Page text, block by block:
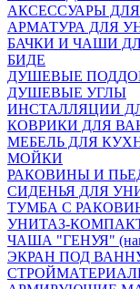
АКСЕССУАРЫ
АРМАТУРА ДЛЯ
БАЧКИ И ЧАШИ
БИДЕ
ДУШЕВЫЕ
ДУШЕВЫЕ УГЛЫ
ИНСТАЛЛЯЦИИ
КОВРИКИ ДЛЯ
МЕБЕЛЬ ДЛЯ
МОЙКИ
РАКОВИНЫ И
СИДЕНЬЯ ДЛЯ
ТУМБА С
УНИТАЗ-
ЧАША "ГЕНУЯ"
ЭКРАН ПОД